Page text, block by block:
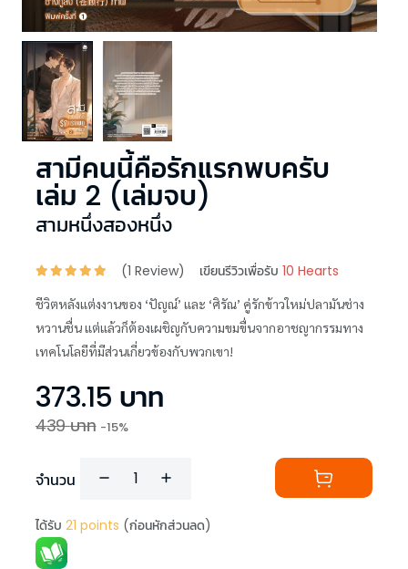
สามีคนนี้คือรักแรกพบครับ
เล่ม 2 (เล่มจบ)
สามหนึ่งสองหนึ่ง
(1 Review) เขียนรีวิวเพื่อรับ 10 Hearts
ชีวิตหลังแต่งงานของ ‘ปัญณ์’ และ ‘ศิรัณ’ คู่รักข้าวใหม่ปลามันช่าง
หวานชื่น แต่แล้วก็ต้องเผชิญกับความขมขื่นจากอาชญากรรมทาง
เทคโนโลยีที่มีส่วนเกี่ยวข้องกับพวกเขา!
373.15 บาท
439บาท -15%
จำนวน
ได้รับ 21 points (ก่อนหักส่วนลด)